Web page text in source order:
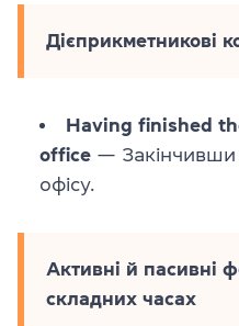
Дієприкметникові
Having finished
office — Закінчивши
офісу.
Активні й пасивні
складних часах